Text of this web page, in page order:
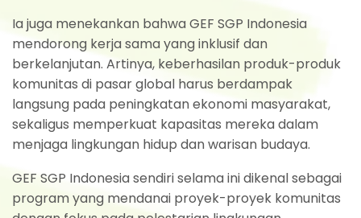
Ia juga menekankan bahwa GEF SGP Indonesia
mendorong kerja sama yang inklusif dan
berkelanjutan. Artinya, keberhasilan produk-produk
komunitas di pasar global harus berdampak
langsung pada peningkatan ekonomi masyarakat,
sekaligus memperkuat kapasitas mereka dalam
menjaga lingkungan hidup dan warisan budaya.
GEF SGP Indonesia sendiri selama ini dikenal sebagai
program yang mendanai proyek-proyek komunitas